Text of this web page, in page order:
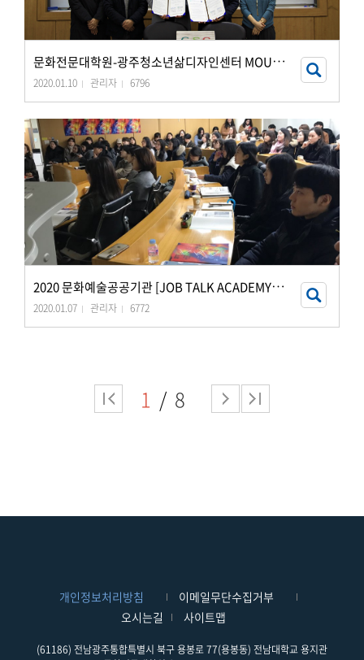
문
화전문대학원-광주청소년삶디자인센터 MOU(01.09.)
2020.01.10 관리자 6796
2
020 문화예술공공기관 [JOB TALK ACADEMY ] 개최
2020.01.07 관리자 6772
1 8
개인정보처리방침
이메일무단수집거부
오시는길
사이트맵
(61186) 전남광주통합특별시 북구 용봉로 77(용봉동) 전남대학교 용지관